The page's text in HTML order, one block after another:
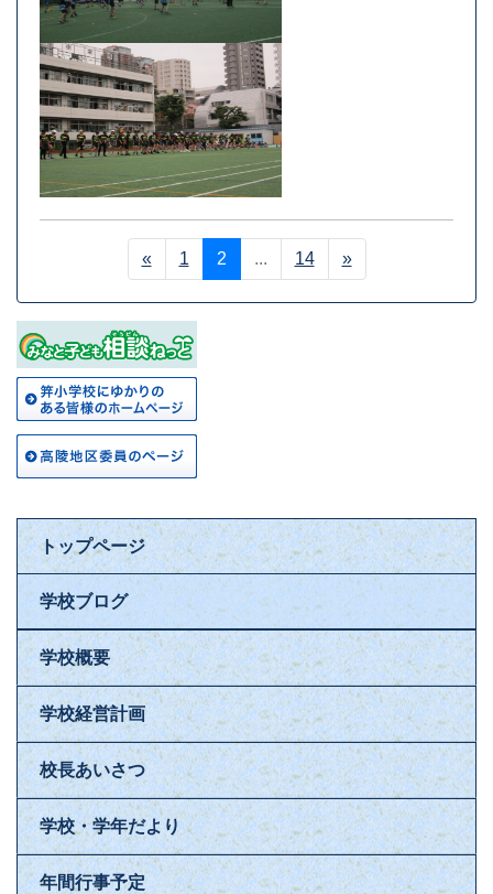
トップページ
学校ブログ
学校概要
学校経営計画
校長あいさつ
学校・学年だより
年間行事予定
« 1 2 ... 14 »